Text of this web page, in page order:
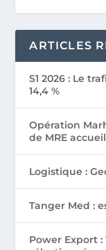
ARTICLES
S1 2026 : Le
14,4 %
Opération
de MRE
Logistique :
Tanger Med :
Power Export